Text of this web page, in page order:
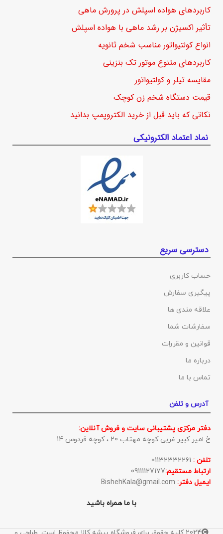
کاربردهای هواده اسپلش در پرورش ماهی
تأثیر اکسیژن بر رشد ماهی با هواده اسپلش
انواع کولتیواتور مناسب شخم ثانویه
کاربردهای متنوع موتور تک بنزینی
مقایسه تیلر و کولتیواتور
قیمت دستگاه شخم زن کوچک
نکاتی که باید قبل از خرید الکتروپمپ بدانید
نماد اعتماد الکترونیکی
دسترسی سریع
حساب کاربری
پیگیری سفارش
علاقه مندی ها
سفارشات شما
قوانین و مقررات
درباره ما
تماس با ما
آدرس و تلفن
دفتر مرکزی پشتیبانی سایت و فروش آنلاین:
خ امیر کبیر غربی کوچه مهتاب 20 ، کوچه فردوس 14
تلفن :
ارتباط مستقیم:09111127177
ایمیل دفتر:
با ما همراه باشید